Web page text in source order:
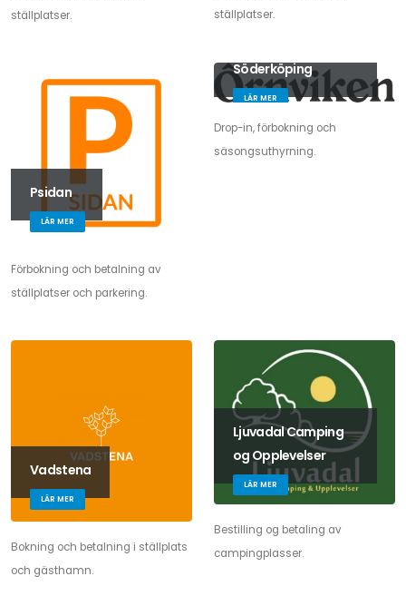
ställplatser.
ställplatser.
Psidan
LÄR MER
Förbokning och betalning av
ställplatser och parkering.
Söderköping
LÄR MER
Drop-in, förbokning och
säsongsuthyrning.
Vadstena
LÄR MER
Bokning och betalning i ställplats
och gästhamn.
Ljuvadal Camping
og Opplevelser
LÄR MER
Bestilling og betaling av
campingplasser.